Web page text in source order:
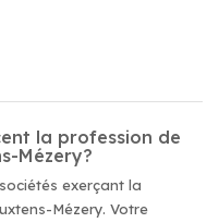
la profession de
Mézery?
exerçant la
Mézery. Votre